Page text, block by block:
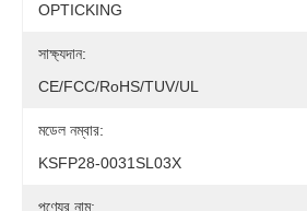
OPTICKING
সাক্ষ্যদান:
CE/FCC/RoHS/TUV/UL
মডেল নম্বার:
KSFP28-0031SL03X
পণ্যের নাম: